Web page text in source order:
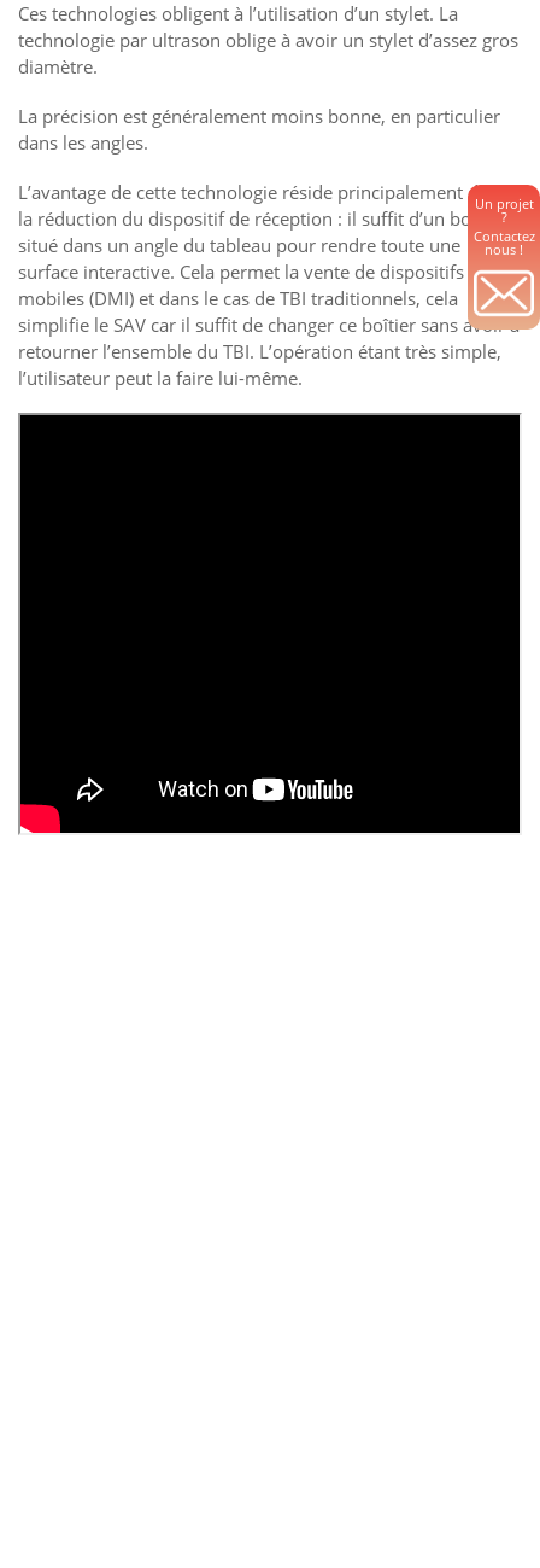
Un projet
?
Contactez
nous !
Ces technologies obligent à l’utilisation d’un stylet. La
technologie par ultrason oblige à avoir un stylet d’assez gros
diamètre.
La précision est généralement moins bonne, en particulier
dans les angles.
L’avantage de cette technologie réside principalement dans
la réduction du dispositif de réception : il suffit d’un boîtier
situé dans un angle du tableau pour rendre toute une
surface interactive. Cela permet la vente de dispositifs
mobiles (DMI) et dans le cas de TBI traditionnels, cela
simplifie le SAV car il suffit de changer ce boîtier sans avoir à
retourner l’ensemble du TBI. L’opération étant très simple,
l’utilisateur peut la faire lui-même.